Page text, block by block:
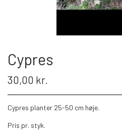
Cypres
30,00 kr.
Cypres planter 25-50 cm høje.
Pris pr. styk.